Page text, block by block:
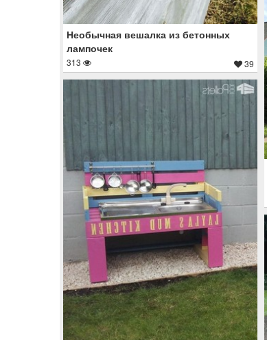
Необычная вешалка из бетонных
лампочек
313 39